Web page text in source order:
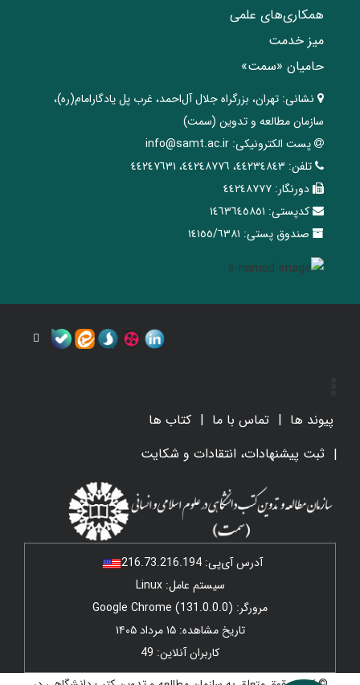
همکاری‌های علمی
میز خدمت
حامیان «سمت»
نشانی: تهران، ‌بزرگراه ‌جلال آل‌احمد، غرب پل يادگار‌امام(ره)‌،
سازمان مطالعه و تدوین‌ (سمت)
پست الکترونیکی: info@samt.ac.ir
تلفن: ٤٤٢٣٤٨٤٣، ٤٤٢٤٨٧٧٦، ٤٤٢٤٧٦٣١
دورنگار: ٤٤٢٤٨٧٧٧
کدپستی: ١٤٦٣٦٤٥٨٥١
صندوق پستی: ١٤١٥٥/٦٣٨١
پیوند ها تماس با ما
کتاب ها
ثبت پیشنهادات، انتقادات و شکایت
آدرس آی‌پی: 216.73.216.194
سیستم عامل: Linux
مرورگر: Google Chrome (131.0.0.0)
تاریخ مشاهده: ۱۵ مرداد ۱۴۰۵
کاربران آنلاین: 49